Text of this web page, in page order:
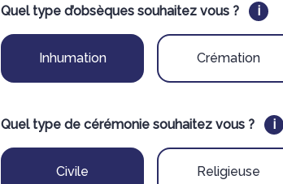
Quel type d’obsèques souhaitez vous ? i
Inhumation Crémation
Quel type de cérémonie souhaitez vous ? i
Civile Religieuse